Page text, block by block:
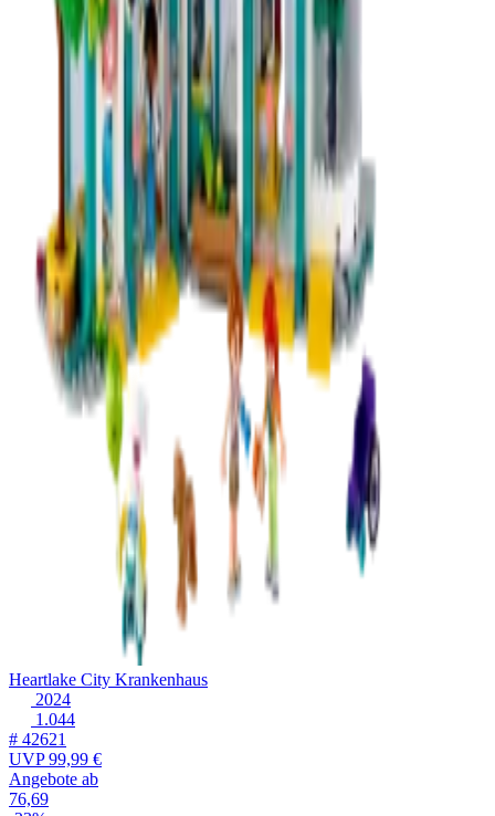
Heartlake City Krankenhaus
2024
1.044
# 42621
UVP99,99 €
Angebote ab
76,69